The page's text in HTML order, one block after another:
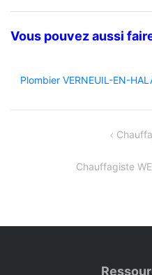
Vous pouvez aussi
Plombier VERNEUIL-EN-
Chauffagiste